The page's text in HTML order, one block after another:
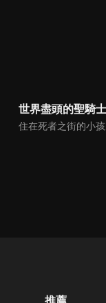
世界盡頭的聖騎士
推薦